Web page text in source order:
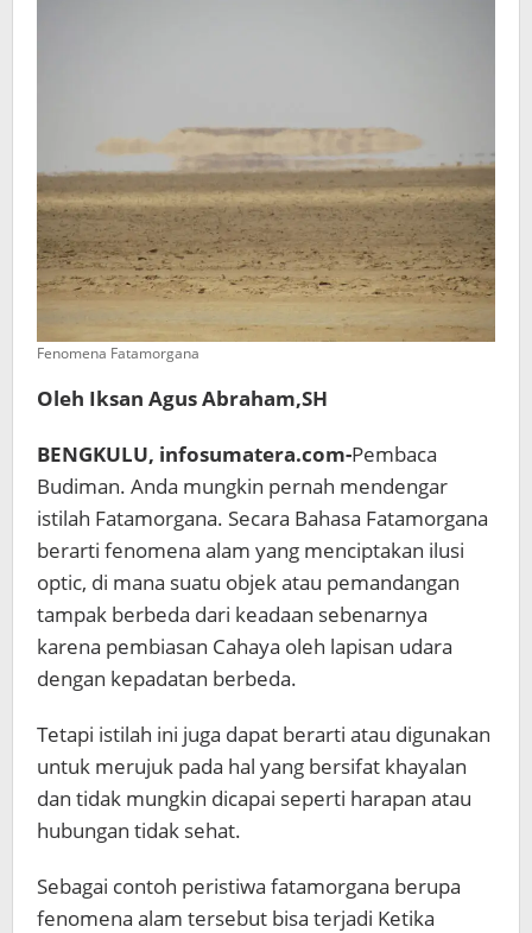
Fenomena Fatamorgana
Oleh Iksan Agus Abraham,SH
BENGKULU, infosumatera.com-Pembaca
Budiman. Anda mungkin pernah mendengar
istilah Fatamorgana. Secara Bahasa Fatamorgana
berarti fenomena alam yang menciptakan ilusi
optic, di mana suatu objek atau pemandangan
tampak berbeda dari keadaan sebenarnya
karena pembiasan Cahaya oleh lapisan udara
dengan kepadatan berbeda.
Tetapi istilah ini juga dapat berarti atau digunakan
untuk merujuk pada hal yang bersifat khayalan
dan tidak mungkin dicapai seperti harapan atau
hubungan tidak sehat.
Sebagai contoh peristiwa fatamorgana berupa
fenomena alam tersebut bisa terjadi Ketika